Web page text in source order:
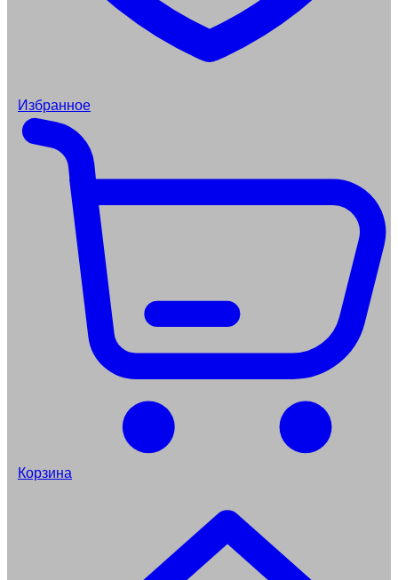
Избранное
Корзина